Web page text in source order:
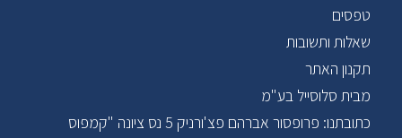
טפסים
שאלות ותשובות
תקנון האתר
מבית סלוסייל בע"מ
כתובתנו: פרופסור אברהם פצ'ורניק 5 נס ציונה "קמפוס